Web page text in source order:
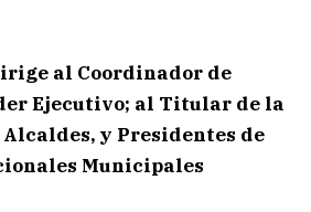
al Coordinador de
Ejecutivo; al Titular de la
Alcaldes, y Presidentes de
Municipales